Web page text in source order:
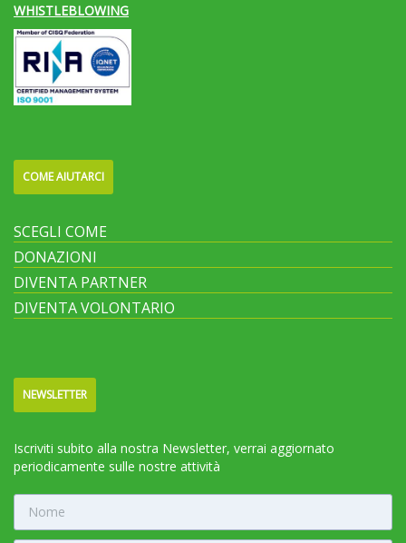
WHISTLEBLOWING
COME AIUTARCI
SCEGLI COME
DONAZIONI
DIVENTA PARTNER
DIVENTA VOLONTARIO
NEWSLETTER
Iscriviti subito alla nostra Newsletter, verrai aggiornato
periodicamente sulle nostre attività